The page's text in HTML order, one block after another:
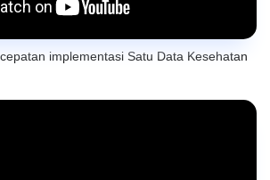
implementasi Satu Data Kesehatan